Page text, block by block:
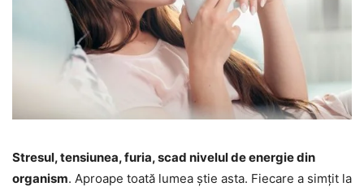
Stresul, tensiunea, furia, scad nivelul de energie din
organism. Aproape toată lumea știe asta. Fiecare a simțit la